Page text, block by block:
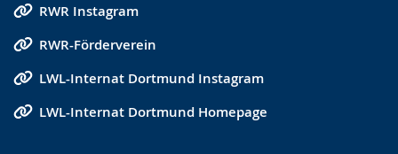
RWR Instagram
RWR-Förderverein
LWL-Internat Dortmund Instagram
LWL-Internat Dortmund Homepage